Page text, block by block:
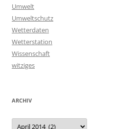
Umwelt
Umweltschutz
Wetterdaten
Wetterstation
Wissenschaft
witziges
ARCHIV
Archiv